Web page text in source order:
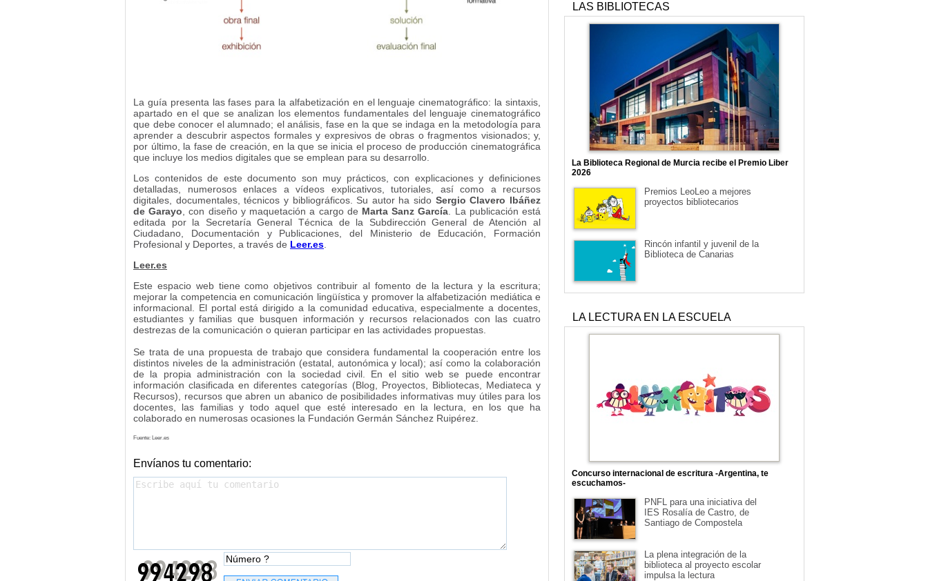
La guía presenta las fases para la alfabetización en el lenguaje cinematográfico: la sintaxis,
apartado en el que se analizan los elementos fundamentales del lenguaje cinematográfico
que debe conocer el alumnado; el análisis, fase en la que se indaga en la metodología para
aprender a descubrir aspectos formales y expresivos de obras o fragmentos visionados; y,
por último, la fase de creación, en la que se inicia el proceso de producción cinematográfica
que incluye los medios digitales que se emplean para su desarrollo.
Los contenidos de este documento son muy prácticos, con explicaciones y definiciones
detalladas, numerosos enlaces a vídeos explicativos, tutoriales, así como a recursos
digitales, documentales, técnicos y bibliográficos. Su autor ha sido Sergio Clavero Ibáñez
de Garayo , con diseño y maquetación a cargo de Marta Sanz García . La publicación está
editada por la Secretaría General Técnica de la Subdirección General de Atención al
Ciudadano, Documentación y Publicaciones, del Ministerio de Educación, Formación
Profesional y Deportes, a través de Leer.es
Leer.es
Este espacio web tiene como objetivos contribuir al fomento de la lectura y la escritura;
mejorar la competencia en comunicación lingüística y promover la alfabetización mediática e
informacional. El portal está dirigido a la comunidad educativa, especialmente a docentes,
estudiantes y familias que busquen información y recursos relacionados con las cuatro
destrezas de la comunicación o quieran participar en las actividades propuestas.
Se trata de una propuesta de trabajo que considera fundamental la cooperación entre los
distintos niveles de la administración (estatal, autonómica y local); así como la colaboración
de la propia administración con la sociedad civil. En el sitio web se puede encontrar
información clasificada en diferentes categorías (Blog, Proyectos, Bibliotecas, Mediateca y
Recursos), recursos que abren un abanico de posibilidades informativas muy útiles para los
docentes, las familias y todo aquel que esté interesado en la lectura, en los que ha
colaborado en numerosas ocasiones la Fundación Germán Sánchez Ruipérez.
Fuente: Leer.es
Envíanos tu comentario:
LAS BIBLIOTECAS
La Biblioteca Regional de Murcia recibe el Premio Liber
2026
Premios LeoLeo a mejores
proyectos bibliotecarios
Rincón infantil y juvenil de la
Biblioteca de Canarias
LA LECTURA EN LA ESCUELA
Concurso internacional de escritura -Argentina, te
escuchamos-
PNFL para una iniciativa del
IES Rosalía de Castro, de
Santiago de Compostela
La plena integración de la
biblioteca al proyecto escolar
impulsa la lectura